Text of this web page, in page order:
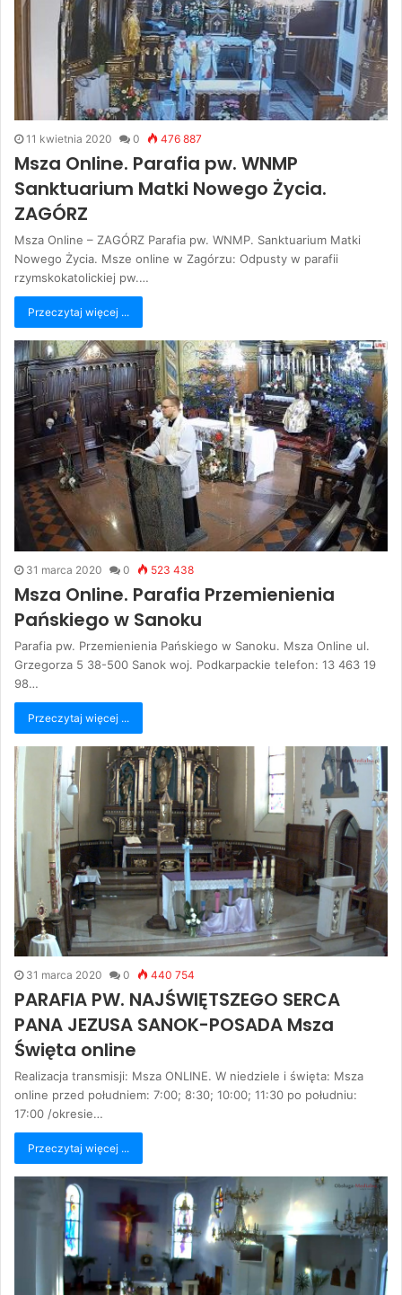
11 kwietnia 2020 0 476 887
Msza Online. Parafia pw. WNMP
Sanktuarium Matki Nowego Życia.
ZAGÓRZ
Msza Online – ZAGÓRZ Parafia pw. WNMP. Sanktuarium Matki
Nowego Życia. Msze online w Zagórzu: Odpusty w parafii
rzymskokatolickiej pw.…
Przeczytaj więcej ...
31 marca 2020 0 523 438
Msza Online. Parafia Przemienienia
Pańskiego w Sanoku
Parafia pw. Przemienienia Pańskiego w Sanoku. Msza Online ul.
Grzegorza 5 38-500 Sanok woj. Podkarpackie telefon: 13 463 19
98…
Przeczytaj więcej ...
31 marca 2020 0 440 754
PARAFIA PW. NAJŚWIĘTSZEGO SERCA
PANA JEZUSA SANOK-POSADA Msza
Święta online
Realizacja transmisji: Msza ONLINE. W niedziele i święta: Msza
online przed południem: 7:00; 8:30; 10:00; 11:30 po południu:
17:00 /okresie…
Przeczytaj więcej ...